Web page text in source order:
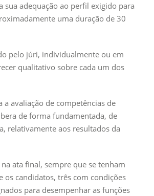
sua adequação ao perfil exigido para
uma duração de 30
pelo júri, individualmente ou em
qualitativo sobre cada um dos
a avaliação de competências de
de forma fundamentada, de
relativamente aos resultados da
na ata final, sempre que se tenham
os candidatos, três com condições
para desempenhar as funções